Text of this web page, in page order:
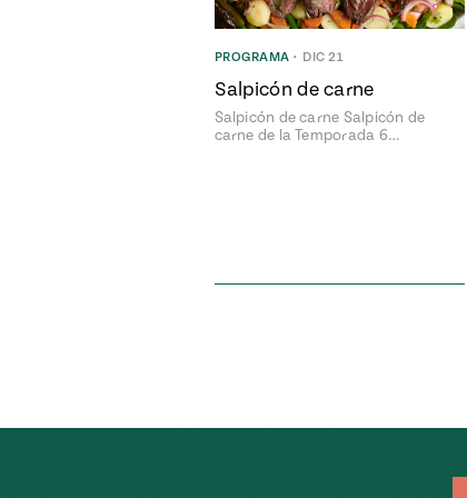
PROGRAMA • DIC 21
Salpicón de carne
Salpicón de carne Salpicón de
carne de la Temporada 6…